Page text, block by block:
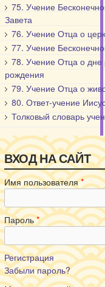
75. Учение
Завета
76. Учение Отца о
77. Учение
78. Учение Отца о
рождения
79. Учение Отца о
80. Ответ-учение
Толковый словарь
ВХОД НА САЙТ
Имя пользователя*
Пароль*
Регистрация
Забыли пароль?